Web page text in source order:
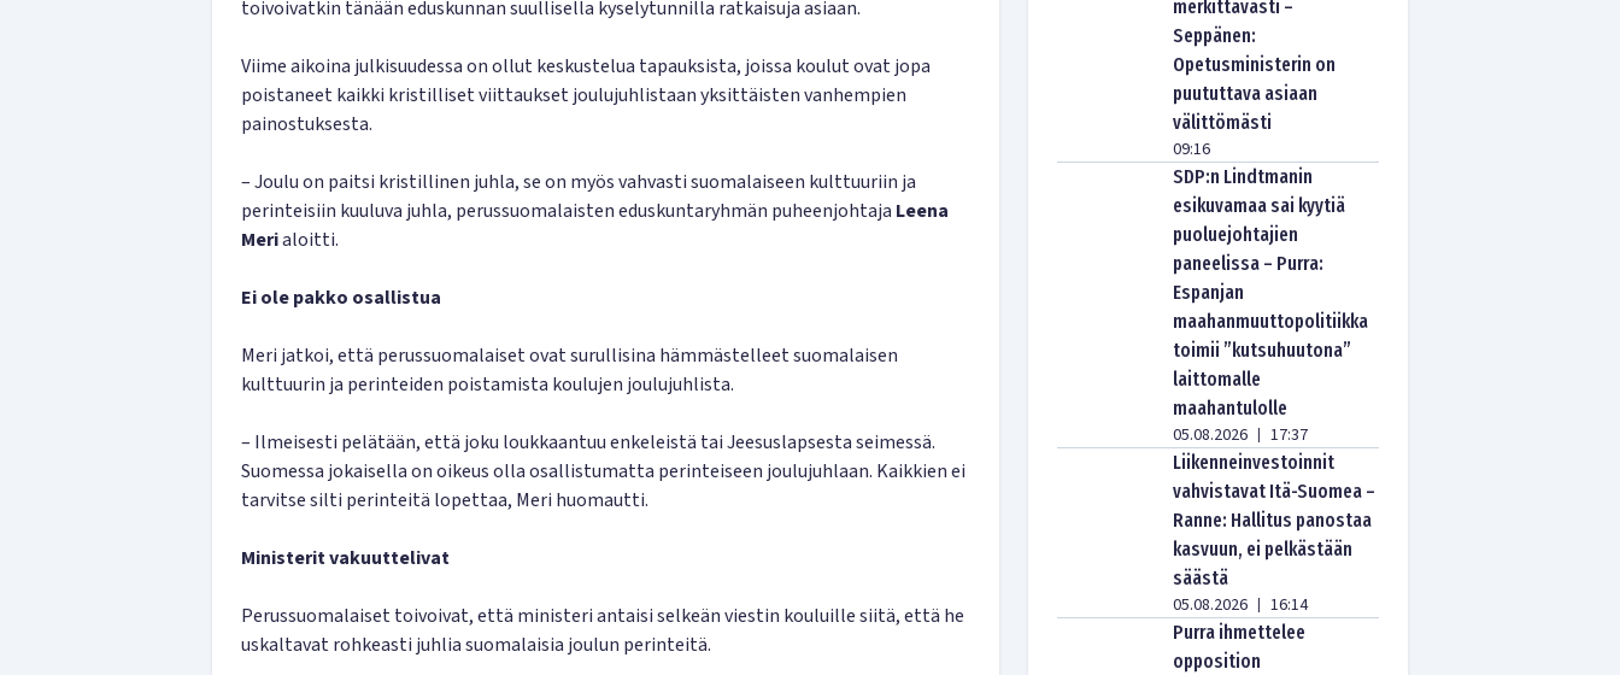
toivoivatkin tänään eduskunnan suullisella kyselytunnilla ratkaisuja asiaan.
Viime aikoina julkisuudessa on ollut keskustelua tapauksista, joissa koulut ovat jopa
poistaneet kaikki kristilliset viittaukset joulujuhlistaan yksittäisten vanhempien
painostuksesta.
– Joulu on paitsi kristillinen juhla, se on myös vahvasti suomalaiseen kulttuuriin ja
perinteisiin kuuluva juhla, perussuomalaisten eduskuntaryhmän puheenjohtaja Leena
Merialoitti.
Ei ole pakko osallistua
Meri jatkoi, että perussuomalaiset ovat surullisina hämmästelleet suomalaisen
kulttuurin ja perinteiden poistamista koulujen joulujuhlista.
– Ilmeisesti pelätään, että joku loukkaantuu enkeleistä tai Jeesuslapsesta seimessä.
Suomessa jokaisella on oikeus olla osallistumatta perinteiseen joulujuhlaan. Kaikkien ei
tarvitse silti perinteitä lopettaa, Meri huomautti.
Ministerit vakuuttelivat
Perussuomalaiset toivoivat, että ministeri antaisi selkeän viestin kouluille siitä, että he
uskaltavat rohkeasti juhlia suomalaisia joulun perinteitä.
merkittävästi –
Seppänen:
Opetusministerin on
puututtava asiaan
välittömästi
09:16
SDP:n Lindtmanin
esikuvamaa sai kyytiä
puoluejohtajien
paneelissa – Purra:
Espanjan
maahanmuuttopolitiikka
toimii ”kutsuhuutona”
laittomalle
maahantulolle
05.08.2026 | 17:37
Liikenneinvestoinnit
vahvistavat Itä-Suomea –
Ranne: Hallitus panostaa
kasvuun, ei pelkästään
säästä
05.08.2026 | 16:14
Purra ihmettelee
opposition